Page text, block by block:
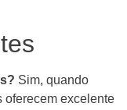
Sim, quando
oferecem excelente